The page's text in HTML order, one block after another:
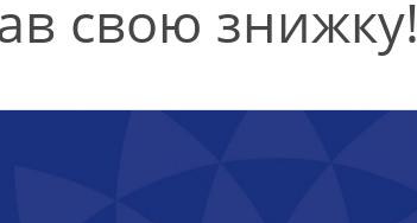
свою знижку!